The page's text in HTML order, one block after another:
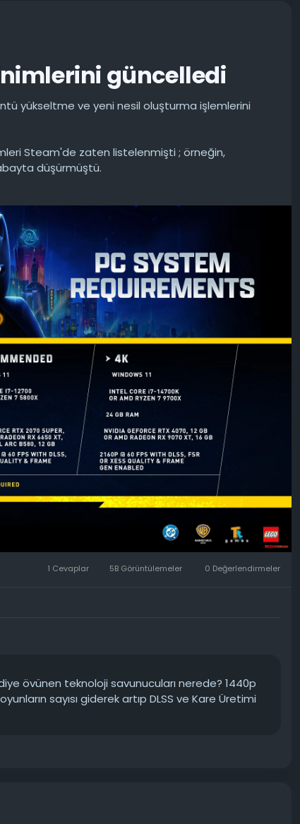
güncelledi
yükseltme ve yeni nesil oluşturma işlemlerini
Steam'de zaten listelenmişti ; örneğin,
düşürmüştü.
da hesaba kattıkları için gereksinimlerini
60 kareden başlayarak kullanılması öneriliyor, bu
de benzer bir "hata" mevcut.
oluşturma ile 1440p ve 60 fps için i7-12700 işlemci
kartı gerekmektedir.
seçenekte yükseltme "Kalite" ve kare oluşturma
ve RTX 4070 ekran kartı gerekiyor.
(RTX 3080) gereksinimlerde daha güçlü ekran
muhtemelen düşürüldüğü düşünülüyor.
ve Xbox Series X|S platformlarında piyasaya
bir çıkış tarihi açıklanmadı.
1 Cevaplar 5B Görüntülemeler 0 Değerlendirmeler
övünen teknoloji savunucuları nerede? 1440p
sayısı giderek artıp DLSS ve Kare Üretimi